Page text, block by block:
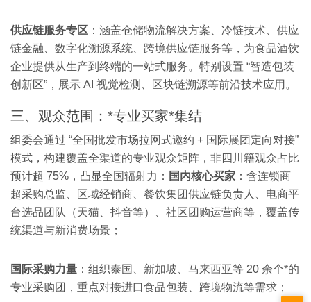
供应链服务专区 ：涵盖仓储物流解决方案、冷链技术、供应
链金融、数字化溯源系统、跨境供应链服务等，为食品酒饮
企业提供从生产到终端的一站式服务。特别设置 “智造包装
创新区”，展示 AI 视觉检测、区块链溯源等前沿技术应用。
三、观众范围：*专业买家*集结
组委会通过 “全国批发市场拉网式邀约 + 国际展团定向对接”
模式，构建覆盖全渠道的专业观众矩阵，非四川籍观众占比
预计超 75%，凸显全国辐射力： 国内核心买家 ：含连锁商
超采购总监、区域经销商、餐饮集团供应链负责人、电商平
台选品团队（天猫、抖音等）、社区团购运营商等，覆盖传
统渠道与新消费场景；
国际采购力量 ：组织泰国、新加坡、马来西亚等 20 余个*的
专业采购团，重点对接进口食品包装、跨境物流等需求；